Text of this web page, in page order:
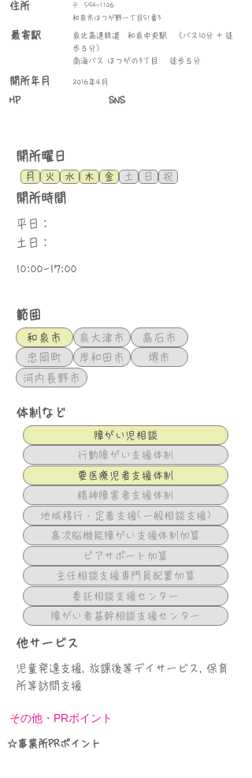
住所 〒
594-1106
和泉市はつが野一丁目51番3
最寄駅
泉北高速鉄道 和泉中央駅 （バス10分 + 徒
歩５分）
南海バス はつがの3丁目 徒歩５分
​開所年月 2016年4月
HP SNS
​開所曜日
月 火 水 木 金 土 日 祝
​開所時間
平日：
土日：
10:00-17:00
範囲
和泉市 泉大津市
高石市
忠岡町
岸和田市
堺市
河内長野市
体制など
障がい児相談
行動障がい支援体制
要医療児者支援体制
精神障害者支援体制
地域移行・定着支援(一般相談支援)
高次脳機能障がい支援体制加算
ピアサポート加算
主任相談支援専門員配置加算
委託相談支援センター
障がい者基幹相談支援センター
他サービス
児童発達支援, 放課後等デイサービス, 保育
所等訪問支援
その他・PRポイント
☆事業所PRポイント